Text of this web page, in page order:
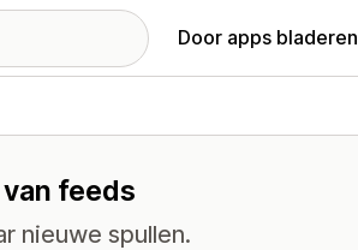
Door apps bladeren
feeds
nieuwe spullen.